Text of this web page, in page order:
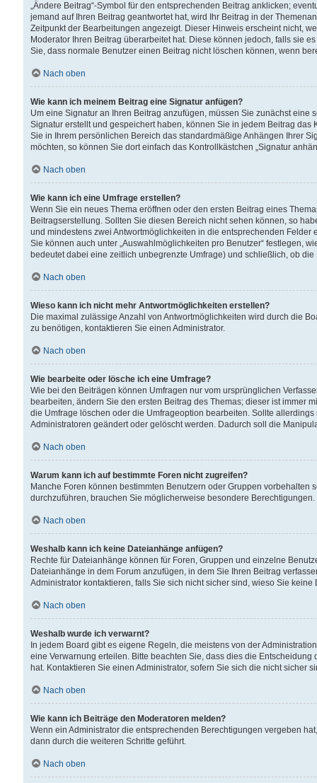
„Ändere Beitrag“-Symbol für den entsprechenden Beitrag anklicken;
jemand auf Ihren Beitrag geantwortet hat, wird Ihr Beitrag in der
Zeitpunkt der Bearbeitungen angezeigt. Dieser Hinweis erscheint nicht,
Moderator Ihren Beitrag überarbeitet hat. Diese können jedoch, falls sie
Sie, dass normale Benutzer einen Beitrag nicht löschen können, wenn
Nach oben
Wie kann ich meinem Beitrag eine Signatur anfügen?
Um eine Signatur an Ihren Beitrag anzufügen, müssen Sie zunächst
Signatur erstellt und gespeichert haben, können Sie in jedem Beitrag
Sie in Ihrem persönlichen Bereich das standardmäßige Anhängen Ihrer
möchten, so können Sie dort einfach das Kontrollkästchen „Signatur
Nach oben
Wie kann ich eine Umfrage erstellen?
Wenn Sie ein neues Thema eröffnen oder den ersten Beitrag eines
Beitragserstellung. Sollten Sie diesen Bereich nicht sehen können, so
und mindestens zwei Antwortmöglichkeiten in die entsprechenden
Sie können auch unter „Auswahlmöglichkeiten pro Benutzer“ festlegen,
bedeutet dabei eine zeitlich unbegrenzte Umfrage) und schließlich, ob
Nach oben
Wieso kann ich nicht mehr Antwortmöglichkeiten erstellen?
Die maximal zulässige Anzahl von Antwortmöglichkeiten wird durch die
zu benötigen, kontaktieren Sie einen Administrator.
Nach oben
Wie bearbeite oder lösche ich eine Umfrage?
Wie bei den Beiträgen können Umfragen nur vom ursprünglichen
bearbeiten, ändern Sie den ersten Beitrag des Themas; dieser ist immer
die Umfrage löschen oder die Umfrageoption bearbeiten. Sollte
Administratoren geändert oder gelöscht werden. Dadurch soll die
Nach oben
Warum kann ich auf bestimmte Foren nicht zugreifen?
Manche Foren können bestimmten Benutzern oder Gruppen
durchzuführen, brauchen Sie möglicherweise besondere
Nach oben
Weshalb kann ich keine Dateianhänge anfügen?
Rechte für Dateianhänge können für Foren, Gruppen und einzelne
Dateianhänge in dem Forum anzufügen, in dem Sie Ihren Beitrag
Administrator kontaktieren, falls Sie sich nicht sicher sind, wieso Sie
Nach oben
Weshalb wurde ich verwarnt?
In jedem Board gibt es eigene Regeln, die meistens von der
eine Verwarnung erteilen. Bitte beachten Sie, dass dies die
hat. Kontaktieren Sie einen Administrator, sofern Sie sich die nicht sicher
Nach oben
Wie kann ich Beiträge den Moderatoren melden?
Wenn ein Administrator die entsprechenden Berechtigungen vergeben
dann durch die weiteren Schritte geführt.
Nach oben